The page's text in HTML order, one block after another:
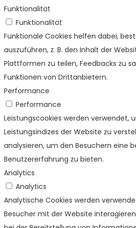
Funktionalität
Funktionalität
Funktionale Cookies helfen dabei,
auszuführen, z. B. den Inhalt der
Plattformen zu teilen, Feedbacks zu
Funktionen von Drittanbietern.
Performance
Performance
Leistungscookies werden verwendet,
Leistungsindizes der Website zu
analysieren, um den Besuchern eine
Benutzererfahrung zu bieten.
Analytics
Analytics
Analytische Cookies werden
Besucher mit der Website